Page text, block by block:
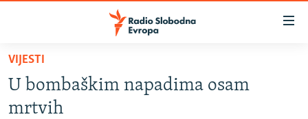
Pređite
glavni
sadržaj
VIJESTI
BOSNA I HERCEGOVINA
VIJESTI
U bombaškim napadima osam
mrtvih